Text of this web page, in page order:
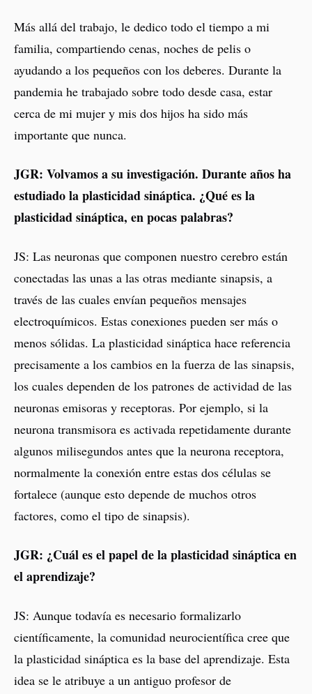
Más allá del trabajo, le dedico todo el tiempo a mi
familia, compartiendo cenas, noches de pelis o
ayudando a los pequeños con los deberes. Durante la
pandemia he trabajado sobre todo desde casa, estar
cerca de mi mujer y mis dos hijos ha sido más
importante que nunca.
JGR: Volvamos a su investigación. Durante años ha
estudiado la plasticidad sináptica. ¿Qué es la
plasticidad sináptica, en pocas palabras?
JS: Las neuronas que componen nuestro cerebro están
conectadas las unas a las otras mediante sinapsis, a
través de las cuales envían pequeños mensajes
electroquímicos. Estas conexiones pueden ser más o
menos sólidas. La plasticidad sináptica hace referencia
precisamente a los cambios en la fuerza de las sinapsis,
los cuales dependen de los patrones de actividad de las
neuronas emisoras y receptoras. Por ejemplo, si la
neurona transmisora es activada repetidamente durante
algunos milisegundos antes que la neurona receptora,
normalmente la conexión entre estas dos células se
fortalece (aunque esto depende de muchos otros
factores, como el tipo de sinapsis).
JGR: ¿Cuál es el papel de la plasticidad sináptica en
el aprendizaje?
JS: Aunque todavía es necesario formalizarlo
científicamente, la comunidad neurocientífica cree que
la plasticidad sináptica es la base del aprendizaje. Esta
idea se le atribuye a un antiguo profesor de